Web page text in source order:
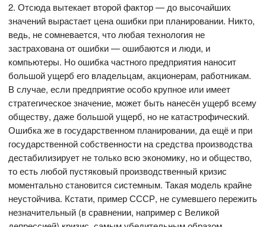
2. Отсюда вытекает второй фактор — до высочайших
значений вырастает цена ошибки при планировании. Никто,
ведь, не сомневается, что любая технология не
застрахована от ошибки — ошибаются и люди, и
компьютеры. Но ошибка частного предприятия наносит
большой ущерб его владельцам, акционерам, работникам.
В случае, если предприятие особо крупное или имеет
стратегическое значение, может быть нанесён ущерб всему
обществу, даже большой ущерб, но не катастрофический.
Ошибка же в государственном планировании, да ещё и при
государственной собственности на средства производства
дестабилизирует не только всю экономику, но и общество,
то есть любой пустяковый производственный кризис
моментально становится системным. Такая модель крайне
неустойчива. Кстати, пример СССР, не сумевшего пережить
незначительный (в сравнении, например с Великой